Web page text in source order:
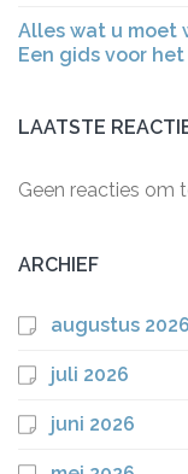
Alles wat u moet
Een gids voor
LAATSTE
Geen reacties om
ARCHIEF
augustus 2026
juli 2026
juni 2026